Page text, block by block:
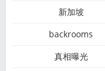
新加坡
backrooms
真相曝光